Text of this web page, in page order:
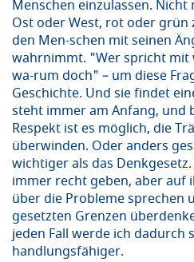
Menschen einzulassen.
Ost oder West, rot oder
den Men-schen mit seinen
wahrnimmt. "Wer spricht mit
wa-rum doch" – um diese
Geschichte. Und sie findet
steht immer am Anfang, und
Respekt ist es möglich, die
überwinden. Oder anders
wichtiger als das
immer recht geben, aber auf
über die Probleme sprechen
gesetzten Grenzen
jeden Fall werde ich dadurch
handlungsfähiger.